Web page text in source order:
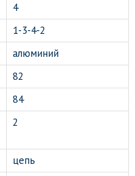
4
1-3-4-2
алюминий
82
84
2
цепь